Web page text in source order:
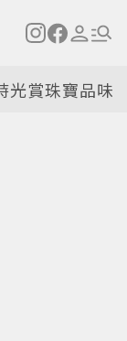
光賞珠寶品味